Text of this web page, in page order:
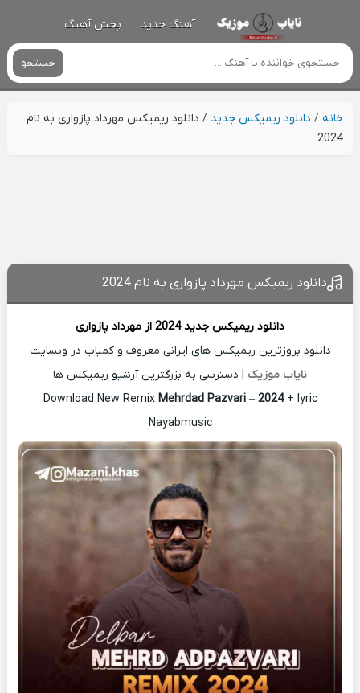
آهنگ جدید پخش آهنگ
جستجو
خانه/ دانلود ریمیکس جدید / دانلود ریمیکس مهرداد پازواری به نام
2024
دانلود ریمیکس مهرداد پازواری به نام 2024
دانلود ریمیکس جدید2024 از
مهرداد پازواری
دانلود بروزترین ریمیکس های ایرانی معروف و کمیاب در وبسایت
نایاب موزیک | دسترسی به بزرگترین آرشیو ریمیکس ها
Download New Remix Mehrdad Pazvari– 2024+ lyric
Nayabmusic